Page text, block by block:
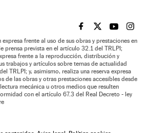
EL PAÍS BRASIL EN
EL PAÍSEL PAÍS
EL
frente al uso de sus obras y prestaciones en
prensa prevista en el artículo 32.1 del TRLPI;
frente a la reproducción, distribución y
trabajos y artículos sobre temas de actualidad
TRLPI; y, asimismo, realiza una reserva expresa
de las obras y otras prestaciones accesibles desde
mecánica u otros medios que resulten
con el artículo 67.3 del Real Decreto - ley